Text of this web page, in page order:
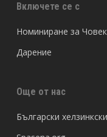
Включете се с
Номиниране за
Дарение
Още от нас
Български